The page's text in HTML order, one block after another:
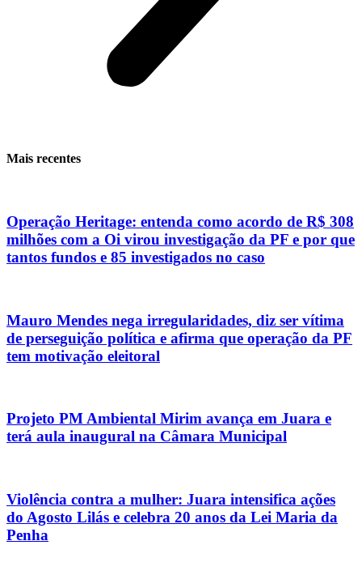
Mais recentes
Operação Heritage: entenda como acordo de R$ 308
milhões com a Oi virou investigação da PF e por que
tantos fundos e 85 investigados no caso
Mauro Mendes nega irregularidades, diz ser vítima
de perseguição política e afirma que operação da PF
tem motivação eleitoral
Projeto PM Ambiental Mirim avança em Juara e
terá aula inaugural na Câmara Municipal
Violência contra a mulher: Juara intensifica ações
do Agosto Lilás e celebra 20 anos da Lei Maria da
Penha